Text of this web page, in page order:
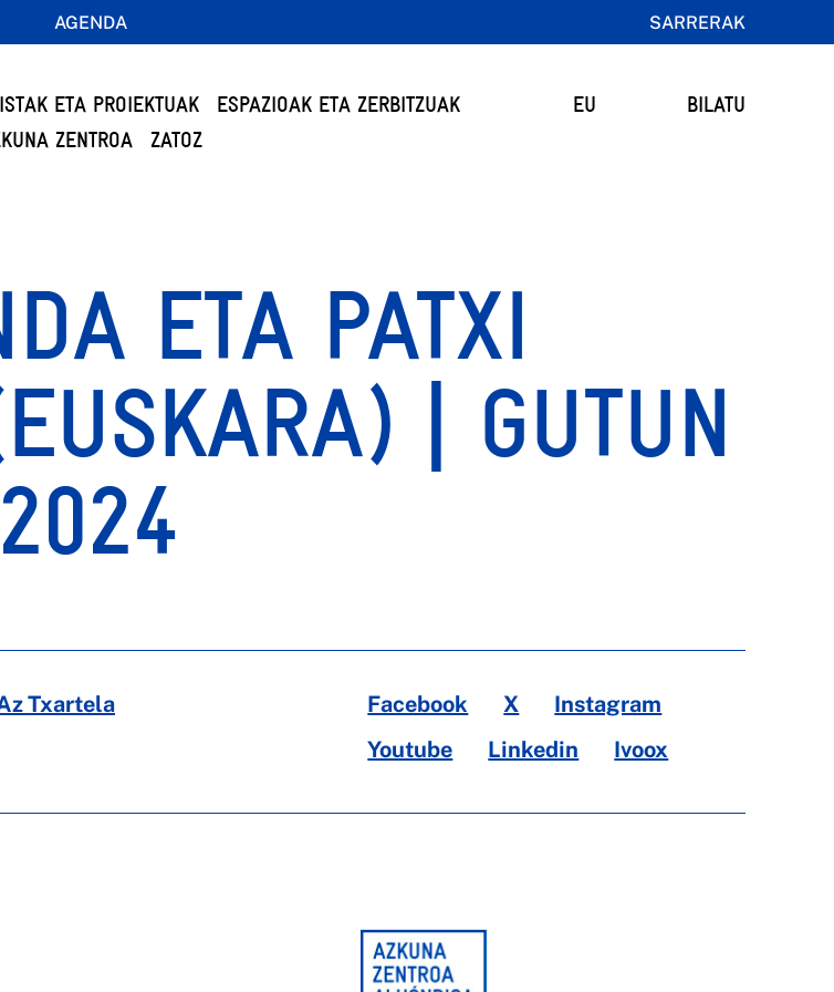
AGENDA SARRERAK
ETA PROIEKTUAK
ESPAZIOAK ETA ZERBITZUAK
ZENTROA
ZATOZ
EU BILATU
ETA PATXI
| GUTUN
Txartela
Facebook X
Instagram
Youtube
Linkedin Ivoox